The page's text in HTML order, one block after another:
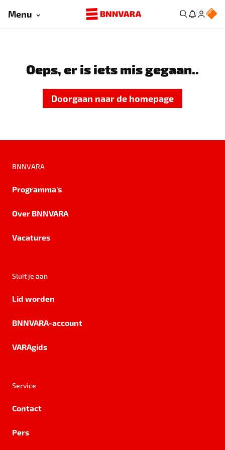
Menu
Oeps, er is iets mis gegaan..
Doorgaan naar de homepage
BNNVARA
Programma's
Over BNNVARA
Vacatures
Sluit je aan
Lid worden
BNNVARA-account
VARAgids
Service
Contact
Pers